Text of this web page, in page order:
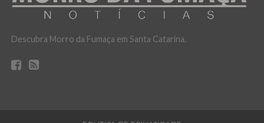
Descubra Morro da Fumaça em Santa Catarina.